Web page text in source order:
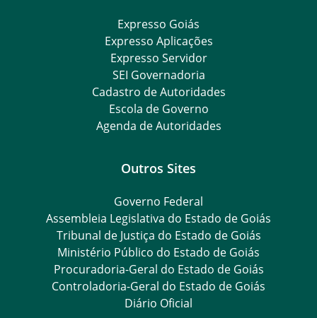
Expresso Goiás
Expresso Aplicações
Expresso Servidor
SEI Governadoria
Cadastro de Autoridades
Escola de Governo
Agenda de Autoridades
Outros Sites
Governo Federal
Assembleia Legislativa do Estado de Goiás
Tribunal de Justiça do Estado de Goiás
Ministério Público do Estado de Goiás
Procuradoria-Geral do Estado de Goiás
Controladoria-Geral do Estado de Goiás
Diário Oficial